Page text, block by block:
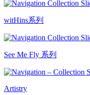
witHins系列
See Me Fly 系列
Artistry